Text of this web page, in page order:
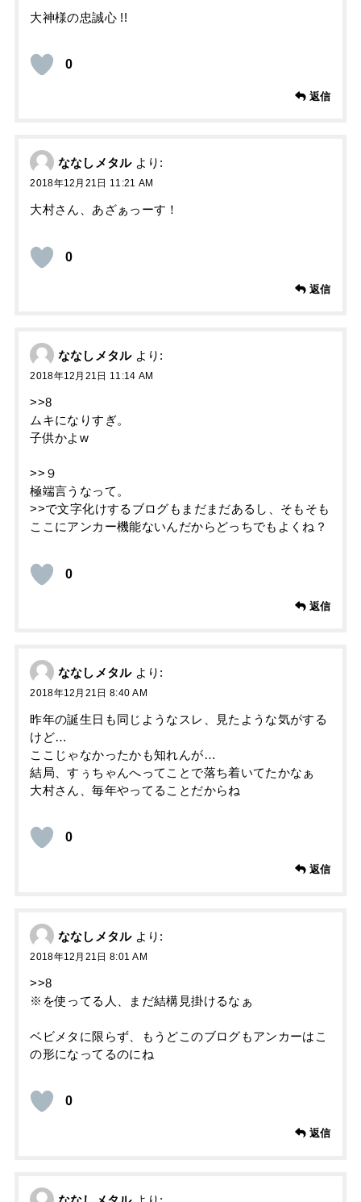
大神様の忠誠心 !!
0
返信
ななしメタル より:
2018年12月21日 11:21 AM
大村さん、あざぁっーす！
0
返信
ななしメタル より:
2018年12月21日 11:14 AM
>>8
ムキになりすぎ。
子供かよw
>>９
極端言うなって。
>>で文字化けするブログもまだまだあるし、そもそも
ここにアンカー機能ないんだからどっちでもよくね？
0
返信
ななしメタル より:
2018年12月21日 8:40 AM
昨年の誕生日も同じようなスレ、見たような気がする
けど…
ここじゃなかったかも知れんが…
結局、すぅちゃんへってことで落ち着いてたかなぁ
大村さん、毎年やってることだからね
0
返信
ななしメタル より:
2018年12月21日 8:01 AM
>>8
※を使ってる人、まだ結構見掛けるなぁ
ベビメタに限らず、もうどこのブログもアンカーはこ
の形になってるのにね
0
返信